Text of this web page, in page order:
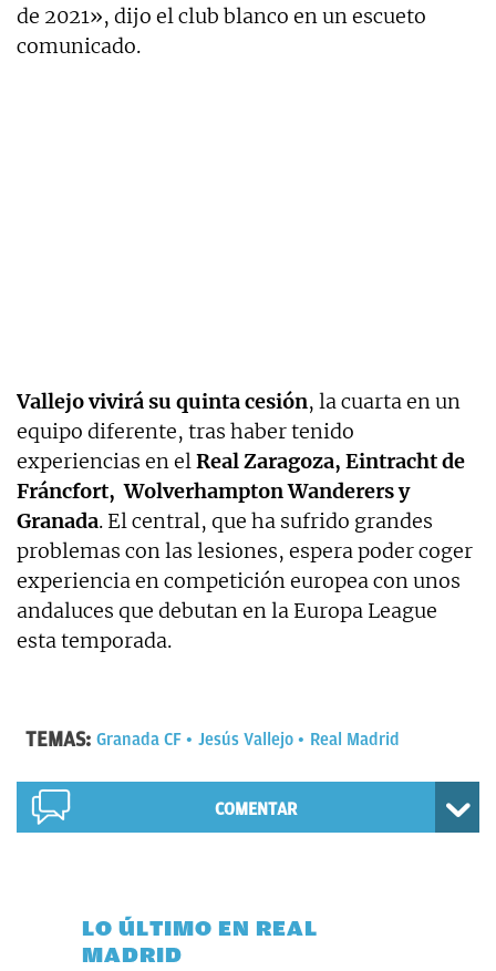
de 2021», dijo el club blanco en un escueto
comunicado.
Vallejo vivirá su quinta cesión, la cuarta en un
equipo diferente, tras haber tenido
experiencias en elReal Zaragoza, Eintracht de
Fráncfort, Wolverhampton Wanderers y
Granada. El central, que ha sufrido grandes
problemas con las lesiones, espera poder coger
experiencia en competición europea con unos
andaluces que debutan en la Europa League
esta temporada.
TEMAS: Granada CF Jesús Vallejo Real Madrid
COMENTAR
LO ÚLTIMO EN REAL
MADRID